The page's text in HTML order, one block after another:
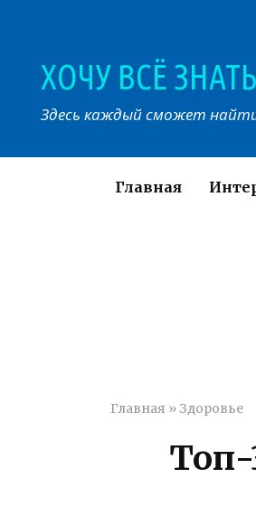
ХОЧУ ВСЁ ЗНАТЬ
Здесь каждый сможет
Главная
Главная » Здоровье
Топ-